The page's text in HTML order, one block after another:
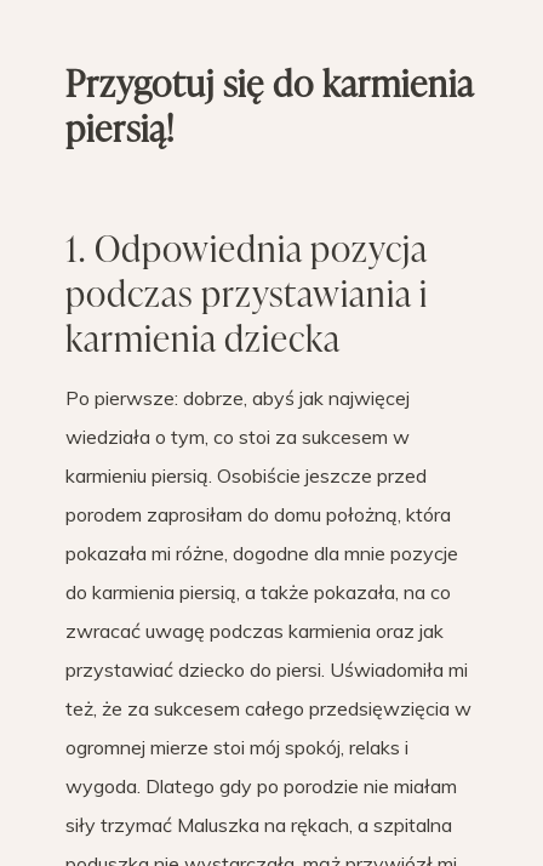
Przygotuj się do karmienia
piersią!
1. Odpowiednia pozycja
podczas przystawiania i
karmienia dziecka
Po pierwsze: dobrze, abyś jak najwięcej
wiedziała o tym, co stoi za sukcesem w
karmieniu piersią. Osobiście jeszcze przed
porodem zaprosiłam do domu położną, która
pokazała mi różne, dogodne dla mnie pozycje
do karmienia piersią, a także pokazała, na co
zwracać uwagę podczas karmienia oraz jak
przystawiać dziecko do piersi. Uświadomiła mi
też, że za sukcesem całego przedsięwzięcia w
ogromnej mierze stoi mój spokój, relaks i
wygoda. Dlatego gdy po porodzie nie miałam
siły trzymać Maluszka na rękach, a szpitalna